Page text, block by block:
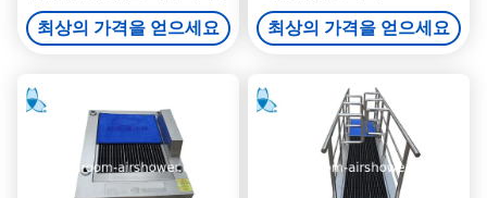
최상의 가격을 얻으세요
증명서
최상의 가격을 얻으세요